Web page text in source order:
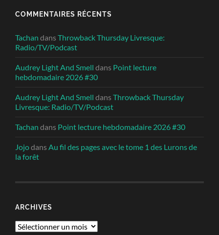
COMMENTAIRES RÉCENTS
Tachan dansThrowback Thursday Livresque:
Radio/TV/Podcast
Audrey Light And Smell dans Point lecture
hebdomadaire 2026 #30
Audrey Light And Smell dansThrowback Thursday
Livresque: Radio/TV/Podcast
Tachan dans Point lecture hebdomadaire 2026 #30
Jojodans Au fil des pages avec le tome 1 des Lurons de
la forêt
ARCHIVES
Archives